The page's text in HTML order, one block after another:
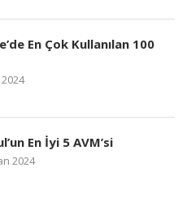
En Çok Kullanılan 100
En İyi 5 AVM’si
2024